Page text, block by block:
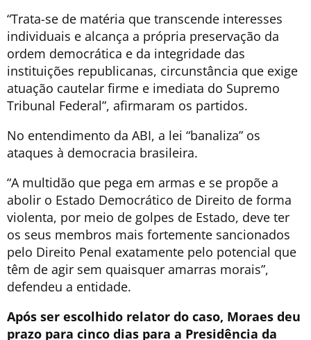
“Trata-se de matéria que transcende interesses
individuais e alcança a própria preservação da
ordem democrática e da integridade das
instituições republicanas, circunstância que exige
atuação cautelar firme e imediata do Supremo
Tribunal Federal”, afirmaram os partidos.
No entendimento da ABI, a lei “banaliza” os
ataques à democracia brasileira.
“A multidão que pega em armas e se propõe a
abolir o Estado Democrático de Direito de forma
violenta, por meio de golpes de Estado, deve ter
os seus membros mais fortemente sancionados
pelo Direito Penal exatamente pelo potencial que
têm de agir sem quaisquer amarras morais”,
defendeu a entidade.
Após ser escolhido relator do caso, Moraes deu
prazo para cinco dias para a Presidência da